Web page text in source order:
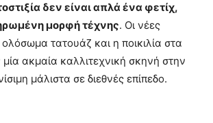
δεν είναι απλά ένα φετίχ,
μορφή τέχνης. Οι νέες
τατουάζ και η ποικιλία στα
ακμαία καλλιτεχνική σκηνή στην
μάλιστα σε διεθνές επίπεδο.